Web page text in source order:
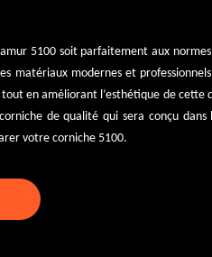
5100 soit parfaitement aux
matériaux modernes et
en améliorant l’esthétique de cette
de qualité qui sera conçu
votre corniche 5100.